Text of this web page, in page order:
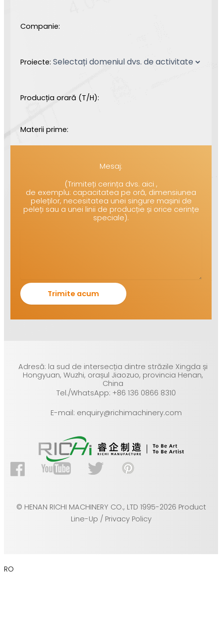
Companie:
Proiecte:
Producția orară (T/H):
Materii prime:
Mesaj:
(Trimiteți cerința dvs. aici ,
de exemplu: capacitatea pe oră, dimensiunea
peleților, necesitatea unei singure mașini de
peleți sau a unei linii de producție și orice cerințe
speciale).
Adresă: la sud de intersecția dintre străzile Xingda și
Hongyuan, Wuzhi, orașul Jiaozuo, provincia Henan,
China
Tel./WhatsApp: +86 136 0866 8310
E-mail: enquiry@richimachinery.com
© HENAN RICHI MACHINERY CO., LTD 1995-2026 Product
Line-Up / Privacy Policy
RO